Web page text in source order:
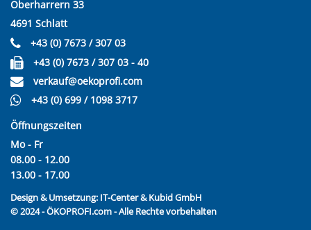
Oberharrern 33
4691 Schlatt
+43 (0) 7673 / 307 03
+43 (0) 7673 / 307 03 - 40
verkauf@oekoprofi.com
+43 (0) 699 / 1098 3717
Öffnungszeiten
Mo - Fr
08.00 - 12.00
13.00 - 17.00
Design & Umsetzung: IT-Center & Kubid GmbH
© 2024 - ÖKOPROFI.com - Alle Rechte vorbehalten